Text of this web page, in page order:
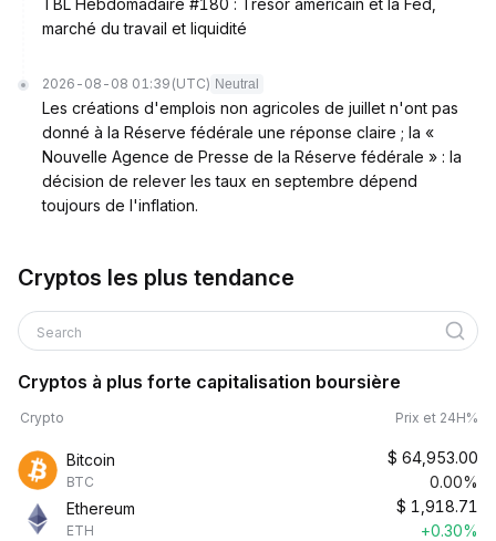
TBL Hebdomadaire #180 : Trésor américain et la Fed,
marché du travail et liquidité
2026-08-08 01:39 (UTC) Neutral
Les créations d'emplois non agricoles de juillet n'ont pas
donné à la Réserve fédérale une réponse claire ; la «
Nouvelle Agence de Presse de la Réserve fédérale » : la
décision de relever les taux en septembre dépend
toujours de l'inflation.
Cryptos les plus tendance
Search
Cryptos à plus forte capitalisation boursière
Crypto Prix et 24H%
Bitcoin
BTC
$ 64,953.00
0.00%
Ethereum
ETH
$ 1,918.71
+0.30%